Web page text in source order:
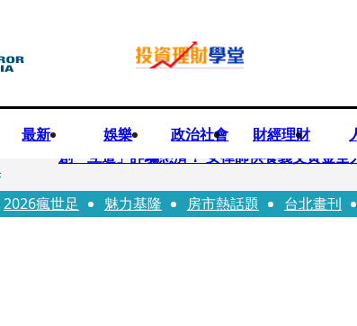
最新 娛樂 政治社會 財經理財
快訊
創「互道」詐騙慈濟！ 女律師供養義父黃金全
快訊
前時力黨魁表態「反對刪公視預算」 盼在野
2026瘋世足 魅力基隆 房市熱話題 台北畫刊